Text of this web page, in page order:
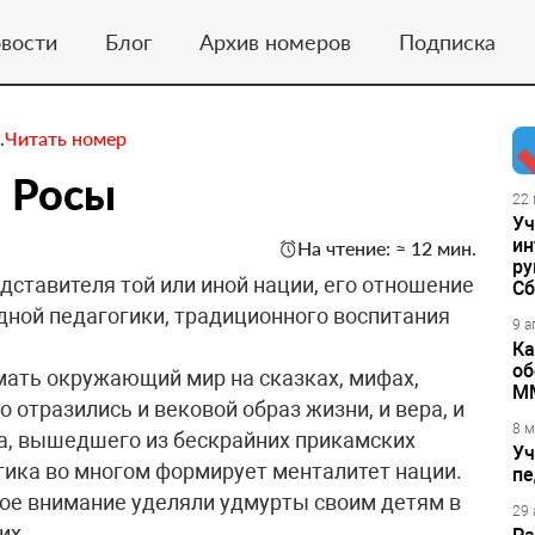
Блог Архив номеров Подписка
Читать номер
На чтение: ≈ 12 мин.
той или иной нации, его отношение
педагогики, традиционного воспитания
окружающий мир на сказках, мифах,
отразились и вековой образ жизни, и вера, и
вышедшего из бескрайних прикамских
во многом формирует менталитет нации.
внимание уделяли удмурты своим детям в
22
9
8
29